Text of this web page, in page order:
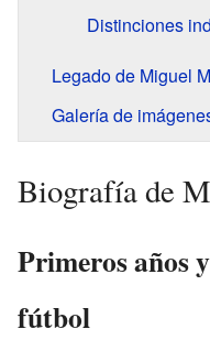
Distinciones
Legado de Miguel
Galería de
Biografía de
Primeros años
fútbol